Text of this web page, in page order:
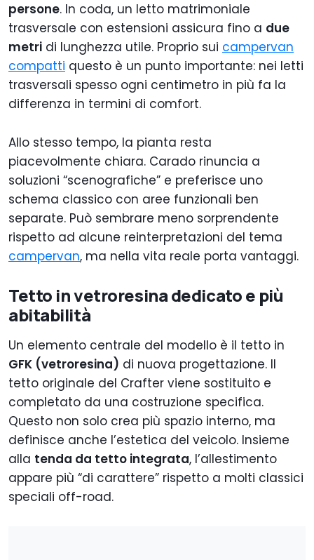
persone. In coda, un letto matrimoniale
trasversale con estensioni assicura fino a due
metri di lunghezza utile. Proprio sui campervan
compatti questo è un punto importante: nei letti
trasversali spesso ogni centimetro in più fa la
differenza in termini di comfort.
Allo stesso tempo, la pianta resta
piacevolmente chiara. Carado rinuncia a
soluzioni “scenografiche” e preferisce uno
schema classico con aree funzionali ben
separate. Può sembrare meno sorprendente
rispetto ad alcune reinterpretazioni del tema
campervan, ma nella vita reale porta vantaggi.
Tetto in vetroresina dedicato e più
abitabilità
Un elemento centrale del modello è il tetto in
GFK (vetroresina) di nuova progettazione. Il
tetto originale del Crafter viene sostituito e
completato da una costruzione specifica.
Questo non solo crea più spazio interno, ma
definisce anche l’estetica del veicolo. Insieme
alla tenda da tetto integrata, l’allestimento
appare più “di carattere” rispetto a molti classici
speciali off-road.